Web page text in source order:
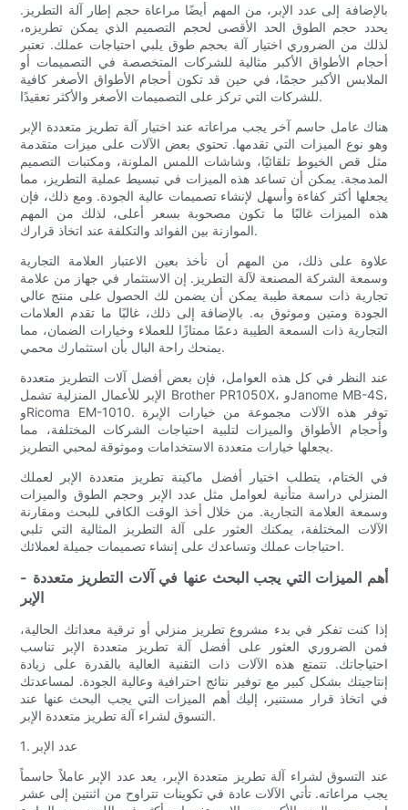
بالإضافة إلى عدد الإبر، من المهم أيضًا مراعاة حجم إطار آلة التطريز.
يحدد حجم الطوق الحد الأقصى لحجم التصميم الذي يمكن تطريزه،
لذلك من الضروري اختيار آلة بحجم طوق يلبي احتياجات عملك. تعتبر
أحجام الأطواق الأكبر مثالية للشركات المتخصصة في التصميمات أو
الملابس الأكبر حجمًا، في حين قد تكون أحجام الأطواق الأصغر كافية
للشركات التي تركز على التصميمات الأصغر والأكثر تعقيدًا.
هناك عامل حاسم آخر يجب مراعاته عند اختيار آلة تطريز متعددة الإبر
وهو نوع الميزات التي تقدمها. تحتوي بعض الآلات على ميزات متقدمة
مثل قص الخيوط تلقائيًا، وشاشات اللمس الملونة، ومكتبات التصميم
المدمجة. يمكن أن تساعد هذه الميزات في تبسيط عملية التطريز، مما
يجعلها أكثر كفاءة وأسهل لإنشاء تصميمات عالية الجودة. ومع ذلك، فإن
هذه الميزات غالبًا ما تكون مصحوبة بسعر أعلى، لذلك من المهم
الموازنة بين الفوائد والتكلفة عند اتخاذ قرارك.
علاوة على ذلك، من المهم أن نأخذ بعين الاعتبار العلامة التجارية
وسمعة الشركة المصنعة لآلة التطريز. إن الاستثمار في جهاز من علامة
تجارية ذات سمعة طيبة يمكن أن يضمن لك الحصول على منتج عالي
الجودة ومتين وموثوق به. بالإضافة إلى ذلك، غالبًا ما تقدم العلامات
التجارية ذات السمعة الطيبة دعمًا ممتازًا للعملاء وخيارات الضمان، مما
يمنحك راحة البال بأن استثمارك محمي.
عند النظر في كل هذه العوامل، فإن بعض أفضل آلات التطريز متعددة
الإبر للأعمال المنزلية تشمل Brother PR1050X، وJanome MB-4S،
وRicoma EM-1010. توفر هذه الآلات مجموعة من خيارات الإبرة
وأحجام الأطواق والميزات لتلبية احتياجات الشركات المختلفة، مما
يجعلها خيارات متعددة الاستخدامات وموثوقة لمحبي التطريز.
في الختام، يتطلب اختيار أفضل ماكينة تطريز متعددة الإبر لعملك
المنزلي دراسة متأنية لعوامل مثل عدد الإبر وحجم الطوق والميزات
وسمعة العلامة التجارية. من خلال أخذ الوقت الكافي للبحث ومقارنة
الآلات المختلفة، يمكنك العثور على آلة التطريز المثالية التي تلبي
احتياجات عملك وتساعدك على إنشاء تصميمات جميلة لعملائك.
- أهم الميزات التي يجب البحث عنها في آلات التطريز متعددة
الإبر
إذا كنت تفكر في بدء مشروع تطريز منزلي أو ترقية معداتك الحالية،
فمن الضروري العثور على أفضل آلة تطريز متعددة الإبر تناسب
احتياجاتك. تتمتع هذه الآلات ذات التقنية العالية بالقدرة على زيادة
إنتاجيتك بشكل كبير مع توفير نتائج احترافية وعالية الجودة. لمساعدتك
في اتخاذ قرار مستنير، إليك أهم الميزات التي يجب البحث عنها عند
التسوق لشراء آلة تطريز متعددة الإبر.
1. عدد الإبر
عند التسوق لشراء آلة تطريز متعددة الإبر، يعد عدد الإبر عاملاً حاسماً
يجب مراعاته. تأتي الآلات عادة في تكوينات تتراوح من اثنتين إلى عشر